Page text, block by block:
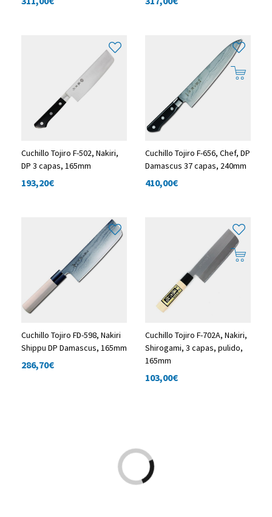
Cuchillo Tojiro F-502, Nakiri,
DP 3 capas, 165mm
193,20€
Cuchillo Tojiro F-656, Chef, DP
Damascus 37 capas, 240mm
410,00€
Cuchillo Tojiro FD-598, Nakiri
Shippu DP Damascus, 165mm
286,70€
Cuchillo Tojiro F-702A, Nakiri,
Shirogami, 3 capas, pulido,
165mm
103,00€